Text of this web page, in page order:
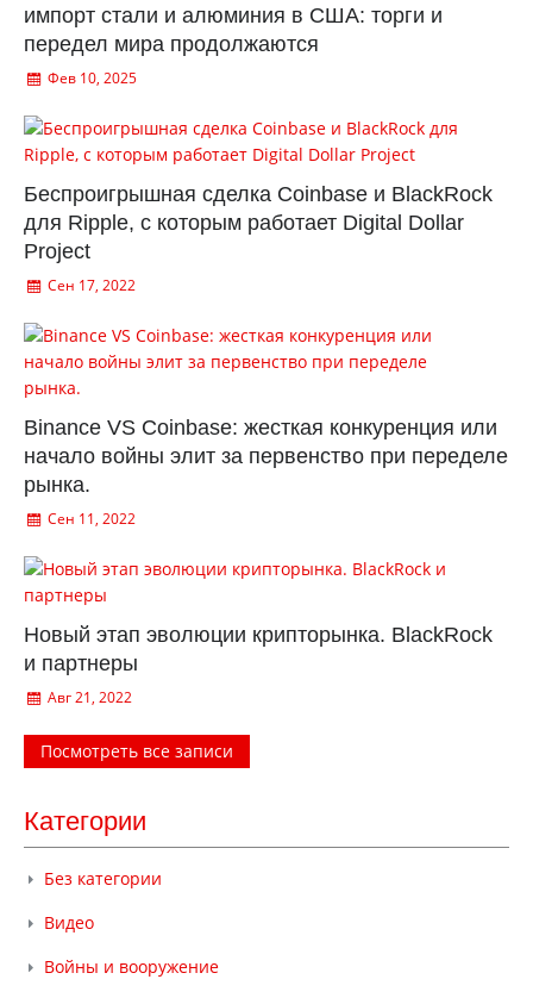
импорт стали и алюминия в США: торги и
передел мира продолжаются
Фев 10, 2025
Беспроигрышная сделка Coinbase и BlackRock
для Ripple, с которым работает Digital Dollar
Project
Сен 17, 2022
Binance VS Coinbase: жесткая конкуренция или
начало войны элит за первенство при переделе
рынка.
Сен 11, 2022
Новый этап эволюции крипторынка. BlackRock
и партнеры
Авг 21, 2022
Посмотреть все записи
Категории
Без категории
Видео
Войны и вооружение